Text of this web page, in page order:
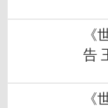
《
告
《